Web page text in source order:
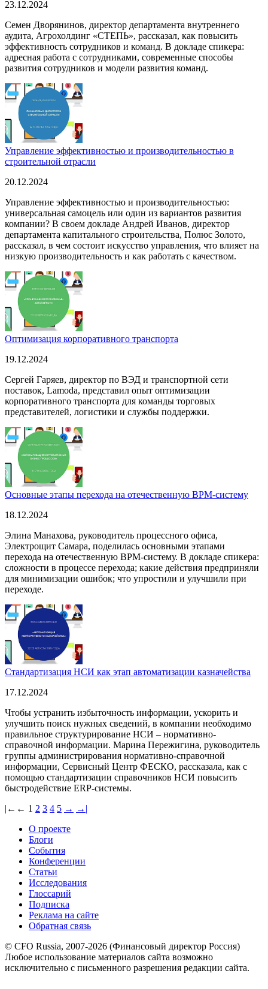
23.12.2024
Семен Дворянинов, директор департамента внутреннего
аудита, Агрохолдинг «СТЕПЬ», рассказал, как повысить
эффективность сотрудников и команд. В докладе спикера:
адресная работа с сотрудниками, современные способы
развития сотрудников и модели развития команд.
Управление эффективностью и производительностью в
строительной отрасли
20.12.2024
Управление эффективностью и производительностью:
универсальная самоцель или один из вариантов развития
компании? В своем докладе Андрей Иванов, директор
департамента капитального строительства, Полюс Золото,
рассказал, в чем состоит искусство управления, что влияет на
низкую производительность и как работать с качеством.
Оптимизация корпоративного транспорта
19.12.2024
Сергей Гаряев, директор по ВЭД и транспортной сети
поставок, Lamoda, представил опыт оптимизации
корпоративного транспорта для команды торговых
представителей, логистики и службы поддержки.
Основные этапы перехода на отечественную BPM-систему
18.12.2024
Элина Манахова, руководитель процессного офиса,
Электрощит Самара, поделилась основными этапами
перехода на отечественную BPM-систему. В докладе спикера:
сложности в процессе перехода; какие действия предприняли
для минимизации ошибок; что упростили и улучшили при
переходе.
Стандартизация НСИ как этап автоматизации казначейства
17.12.2024
Чтобы устранить избыточность информации, ускорить и
улучшить поиск нужных сведений, в компании необходимо
правильное структурирование НСИ – нормативно-
справочной информации. Марина Пережигина, руководитель
группы администрирования нормативно-справочной
информации, Сервисный Центр ФЕСКО, рассказала, как с
помощью стандартизации справочников НСИ повысить
быстродействие ERP-системы.
|← ← 1 2 3 4 5 → →|
О проекте
Блоги
События
Конференции
Статьи
Исследования
Глоссарий
Подписка
Реклама на сайте
Обратная связь
© CFO Russia, 2007-2026 (Финансовый директор Россия)
Любое использование материалов сайта возможно
исключительно с письменного разрешения редакции сайта.